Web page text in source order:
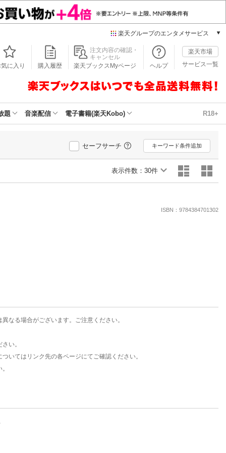
楽天グループのエンタメサービス
本/ゲーム/CD/DVD
楽天ブックス
楽天Kobo
動画配信
楽天TV
動画配信ガイド
気に入り 購入履歴
注文内容の確認・
キャンセル
楽天ブックスMyページ
ヘルプ
楽天市場
サービス一覧
題 音楽配信 電子書籍(楽天Kobo) R18+
セーフサーチ キーワード条件追加
表示件数： 30件
ISBN：9784384701302
なる場合がございます。ご注意ください。
い。
いてはリンク先の各ページにてご確認ください。